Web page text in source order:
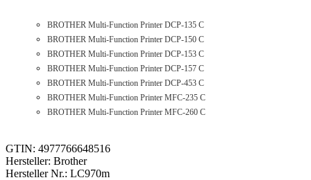
BROTHER Multi-Function Printer DCP-135 C
BROTHER Multi-Function Printer DCP-150 C
BROTHER Multi-Function Printer DCP-153 C
BROTHER Multi-Function Printer DCP-157 C
BROTHER Multi-Function Printer DCP-453 C
BROTHER Multi-Function Printer MFC-235 C
BROTHER Multi-Function Printer MFC-260 C
GTIN: 4977766648516
Hersteller: Brother
Hersteller Nr.: LC970m